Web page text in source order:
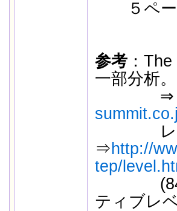
５ペー
参考：The
一部分析
⇒
レベ
⇒ http://
tep/
(84～
ティブレ